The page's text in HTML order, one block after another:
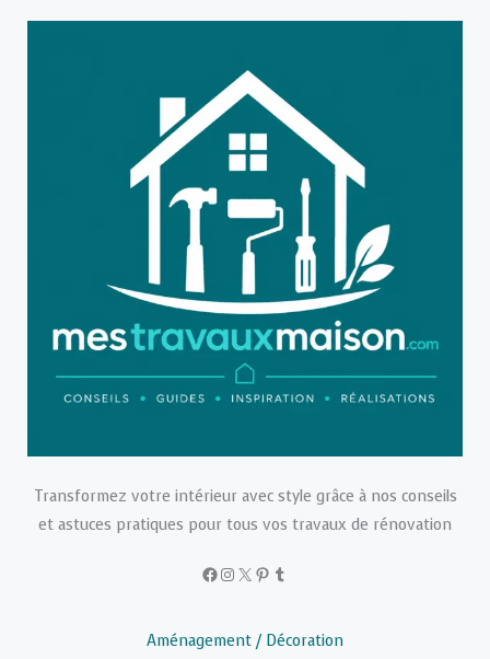
Transformez votre intérieur avec style grâce à nos conseils
et astuces pratiques pour tous vos travaux de rénovation
Facebook
Instagram
X Pinterest
Tumblr
Aménagement / Décoration